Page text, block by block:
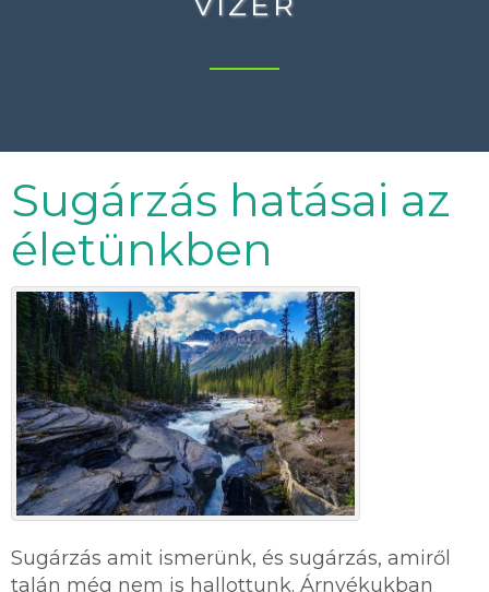
Sugárzás hatásai az
életünkben
Sugárzás amit ismerünk, és sugárzás, amiről
talán még nem is hallottunk. Árnyékukban